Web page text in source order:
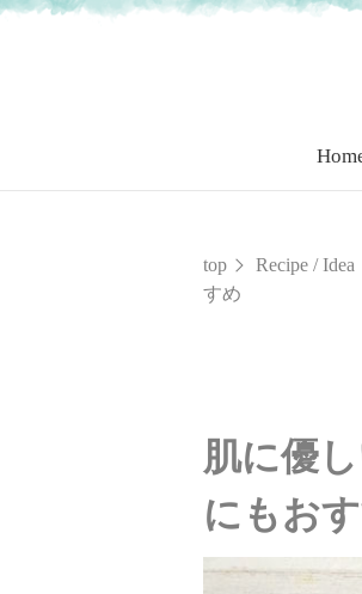
top Recipe / Idea
すめ
肌に優
にもお